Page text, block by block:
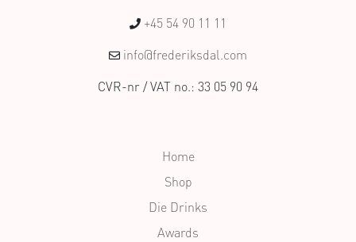
+45 54 90 11 11
info@frederiksdal.com
CVR-nr / VAT no.: 33 05 90 94
Home
Shop
Die Drinks
Awards